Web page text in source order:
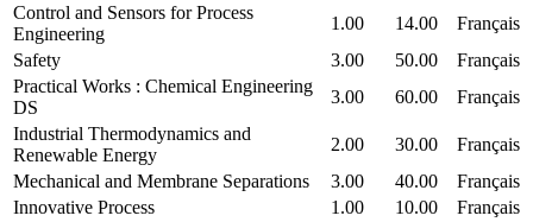
Control and Sensors for Process
Engineering
1.00 14.00
Français
Safety
3.00 50.00
Français
Practical Works : Chemical Engineering
DS
3.00 60.00
Français
Industrial Thermodynamics and
Renewable Energy
2.00 30.00
Français
Mechanical and Membrane Separations
3.00 40.00
Français
Innovative Process
1.00 10.00
Français